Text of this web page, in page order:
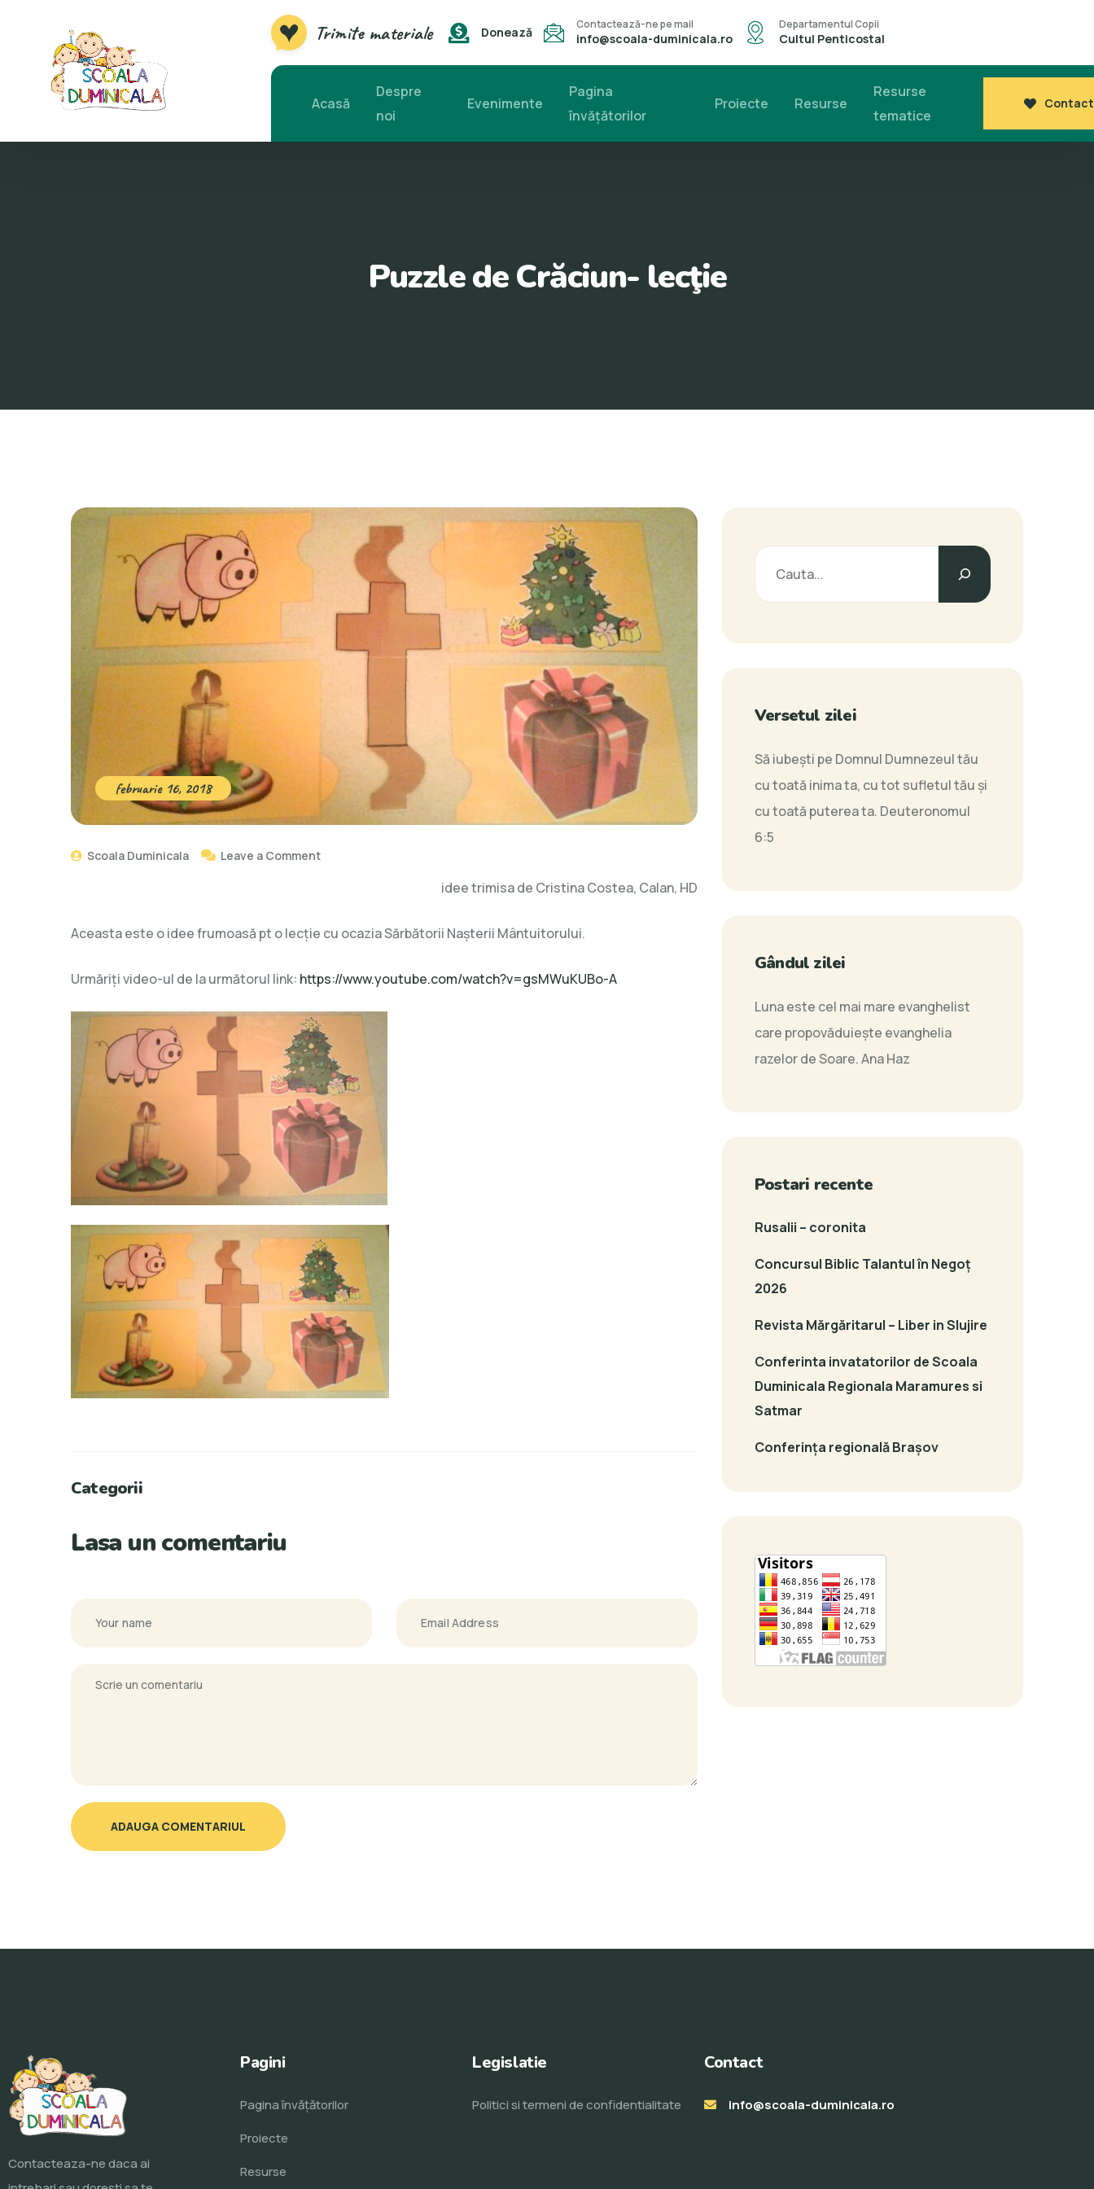
Trimite materiale Donează
Contactează-ne pe mail
info@scoala-duminicala.ro
Departamentul Copii
Cultul Penticostal
Acasă
Despre
noi
Evenimente
Pagina
învăţătorilor
Proiecte Resurse
Resurse
tematice
Contact
Puzzle de Crăciun- lecţie
februarie 16, 2018
Scoala Duminicala Leave a Comment
idee trimisa de Cristina Costea, Calan, HD
Aceasta este o idee frumoasă pt o lecţie cu ocazia Sărbătorii Naşterii Mântuitorului.
Urmăriţi video-ul de la următorul link: https://www.youtube.com/watch?v=gsMWuKUBo-A
Categorii
Lasa un comentariu
ADAUGA COMENTARIUL
Versetul zilei
Să iubeşti pe Domnul Dumnezeul tău
cu toată inima ta, cu tot sufletul tău şi
cu toată puterea ta. Deuteronomul
6:5
Gândul zilei
Luna este cel mai mare evanghelist
care propovăduieşte evanghelia
razelor de Soare.Ana Haz
Postari recente
Rusalii – coronita
Concursul Biblic Talantul în Negoț
2026
Revista Mărgăritarul – Liber in Slujire
Conferinta invatatorilor de Scoala
Duminicala Regionala Maramures si
Satmar
Conferința regională Brașov
Contacteaza-ne daca ai
Pagini
Pagina învăţătorilor
Proiecte
Resurse
Legislatie
Politici si termeni de confidentialitate
Contact
info@scoala-duminicala.ro